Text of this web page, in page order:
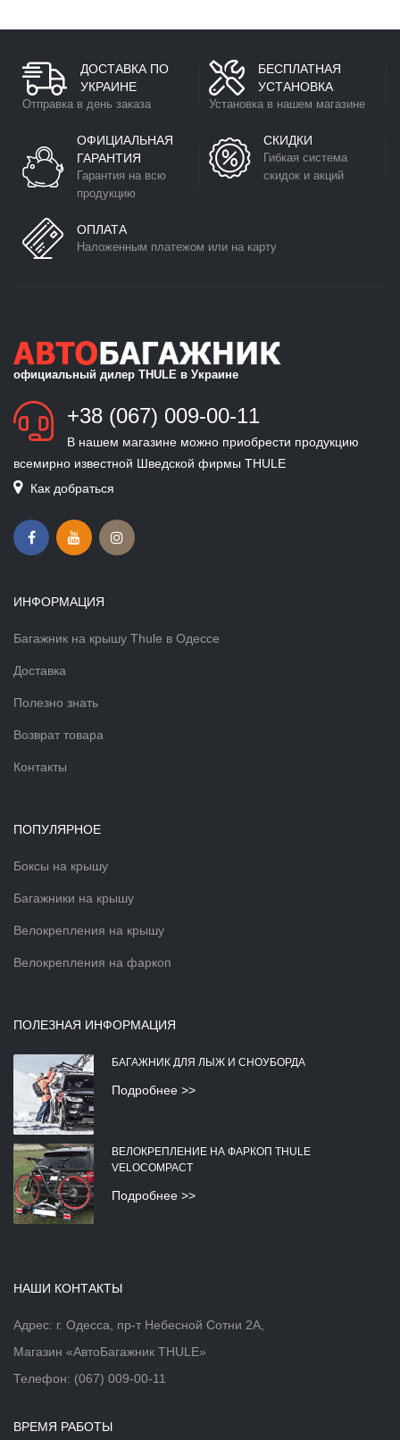
ДОСТАВКА ПО
УКРАИНЕ
Отправка в день заказа
БЕСПЛАТНАЯ
УСТАНОВКА
Установка в нашем магазине
ОФИЦИАЛЬНАЯ
ГАРАНТИЯ
Гарантия на всю
продукцию
СКИДКИ
Гибкая система
скидок и акций
ОПЛАТА
Наложенным платежом или на карту
официальный дилер THULE в Украине
+38 (067) 009-00-11
В нашем магазине можно приобрести продукцию
всемирно известной Шведской фирмы THULE
Как добраться
ИНФОРМАЦИЯ
Багажник на крышу Thule в Одессе
Доставка
Полезно знать
Возврат товара
Контакты
ПОПУЛЯРНОЕ
Боксы на крышу
Багажники на крышу
Велокрепления на крышу
Велокрепления на фаркоп
ПОЛЕЗНАЯ ИНФОРМАЦИЯ
БАГАЖНИК ДЛЯ ЛЫЖ И СНОУБОРДА
Подробнее >>
ВЕЛОКРЕПЛЕНИЕ НА ФАРКОП THULE
VELOCOMPACT
Подробнее >>
НАШИ КОНТАКТЫ
Адрес: г. Одесса, пр-т Небесной Сотни 2А,
Магазин «АвтоБагажник THULE»
Телефон: (067) 009-00-11
ВРЕМЯ РАБОТЫ